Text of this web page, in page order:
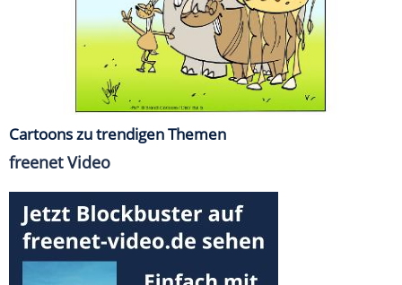
Cartoons zu trendigen Themen
freenet Video